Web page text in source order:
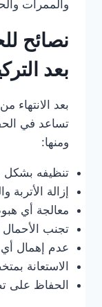
والممرات
نصائح
بعد
بعد الانتهاء
تساعد في
ومنها:
تنظيفه بشكل
إزالة الأتربة
معالجة أي
تجنب الأحمال
عدم إهمال
الاستعانة
الحفاظ على